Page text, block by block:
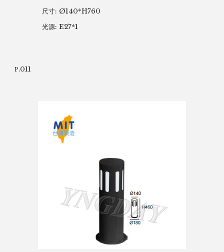
尺寸: Ø140*H760
光源: E27*1
P.011